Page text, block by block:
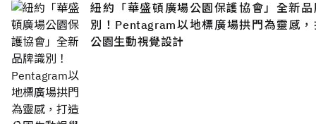
紐約「華盛頓廣場公園保護協會」全新品
別！Pentagram以地標廣場拱門為靈感
公園生動視覺設計